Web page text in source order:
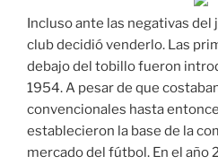
Incluso ante las negativas del
club decidió venderlo. Las
debajo del tobillo fueron
1954. A pesar de que
convencionales hasta
establecieron la base de la
mercado del fútbol. En el año